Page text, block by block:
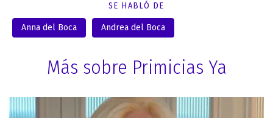
SE HABLÓ DE
Anna del Boca Andrea del Boca
Más sobre Primicias Ya